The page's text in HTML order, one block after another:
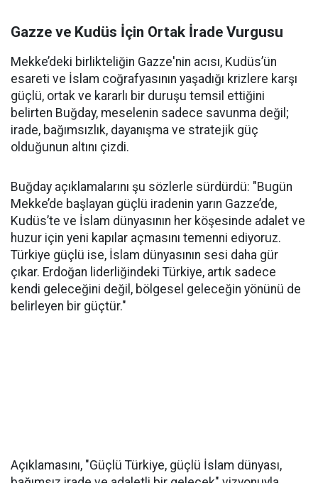
Gazze ve Kudüs İçin Ortak İrade Vurgusu
Mekke’deki birlikteliğin Gazze'nin acısı, Kudüs’ün
esareti ve İslam coğrafyasının yaşadığı krizlere karşı
güçlü, ortak ve kararlı bir duruşu temsil ettiğini
belirten Buğday, meselenin sadece savunma değil;
irade, bağımsızlık, dayanışma ve stratejik güç
olduğunun altını çizdi.
Buğday açıklamalarını şu sözlerle sürdürdü: "Bugün
Mekke’de başlayan güçlü iradenin yarın Gazze’de,
Kudüs’te ve İslam dünyasının her köşesinde adalet ve
huzur için yeni kapılar açmasını temenni ediyoruz.
Türkiye güçlü ise, İslam dünyasının sesi daha gür
çıkar. Erdoğan liderliğindeki Türkiye, artık sadece
kendi geleceğini değil, bölgesel geleceğin yönünü de
belirleyen bir güçtür."
Açıklamasını, "Güçlü Türkiye, güçlü İslam dünyası,